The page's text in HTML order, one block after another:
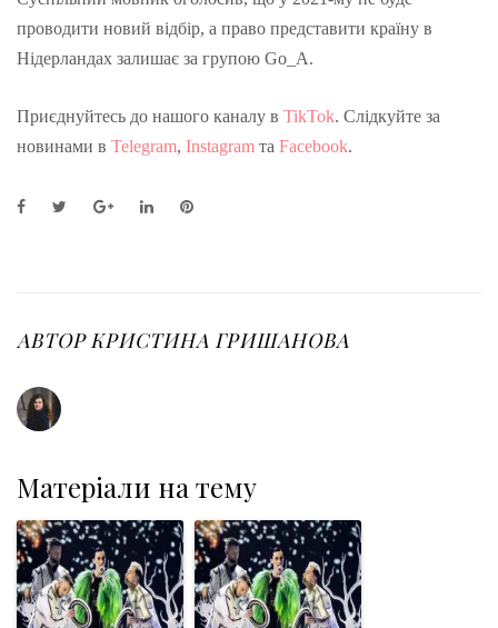
проводити новий відбір, а право представити країну в
Нідерландах залишає за групою Go_A.
Приєднуйтесь до нашого каналу в TikTok. Слідкуйте за
новинами в Telegram, Instagram та Facebook.
o
k
r
+
I
n
e
s
АВТОРКРИСТИНА ГРИШАНОВА
Матеріали на тему